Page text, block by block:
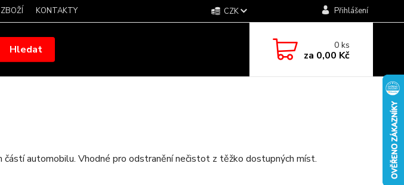
KONTAKTY CZK Přihlášení
Hledat 0ks
za 0,00 Kč
částí automobilu. Vhodné pro odstranění nečistot z těžko dostupných míst.